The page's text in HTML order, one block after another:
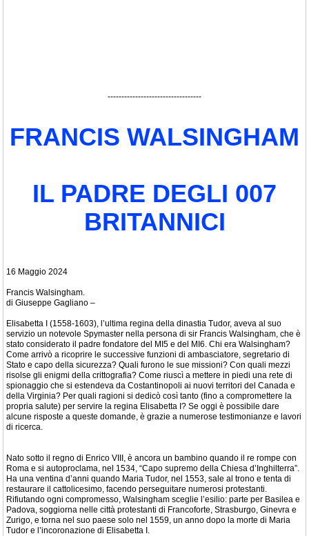
----------------------------------
FRANCIS WALSINGHAM
IL PADRE DEGLI 007
BRITANNICI
16 Maggio 2024
Francis Walsingham.
di Giuseppe Gagliano –
Elisabetta I (1558-1603), l’ultima regina della dinastia Tudor, aveva al suo
servizio un notevole Spymaster nella persona di sir Francis Walsingham, che è
stato considerato il padre fondatore del MI5 e del MI6. Chi era Walsingham?
Come arrivò a ricoprire le successive funzioni di ambasciatore, segretario di
Stato e capo della sicurezza? Quali furono le sue missioni? Con quali mezzi
risolse gli enigmi della crittografia? Come riuscì a mettere in piedi una rete di
spionaggio che si estendeva da Costantinopoli ai nuovi territori del Canada e
della Virginia? Per quali ragioni si dedicò così tanto (fino a compromettere la
propria salute) per servire la regina Elisabetta I? Se oggi è possibile dare
alcune risposte a queste domande, è grazie a numerose testimonianze e lavori
di ricerca.
Nato sotto il regno di Enrico VIII, è ancora un bambino quando il re rompe con
Roma e si autoproclama, nel 1534, “Capo supremo della Chiesa d’Inghilterra”.
Ha una ventina d’anni quando Maria Tudor, nel 1553, sale al trono e tenta di
restaurare il cattolicesimo, facendo perseguitare numerosi protestanti.
Rifiutando ogni compromesso, Walsingham sceglie l’esilio: parte per Basilea e
Padova, soggiorna nelle città protestanti di Francoforte, Strasburgo, Ginevra e
Zurigo, e torna nel suo paese solo nel 1559, un anno dopo la morte di Maria
Tudor e l’incoronazione di Elisabetta I.